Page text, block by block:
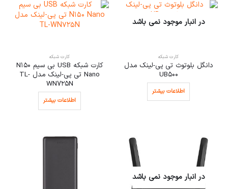
در انبار موجود نمی باشد
کارت شبکه
دانگل بلوتوث تی پی-لینک مدل
UB500
اطلاعات بیشتر
کارت شبکه
کارت شبکه USB بی‌ سیم N150
Nano تی پی-لینک مدل TL-
WN725N
اطلاعات بیشتر
در انبار موجود نمی باشد